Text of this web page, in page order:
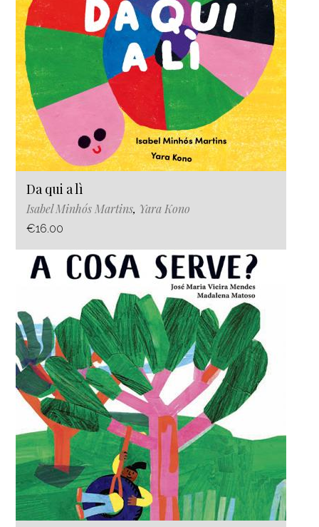
Da qui a lì
Isabel Minhós Martins, Yara Kono
€16.00